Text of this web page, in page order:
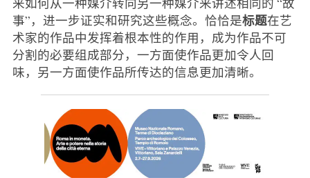
事”，进一步证实和研究这些概念。恰恰是标题在艺
术家的作品中发挥着根本性的作用，成为作品不可
分割的必要组成部分，一方面使作品更加令人回
味，另一方面使作品所传达的信息更加清晰。